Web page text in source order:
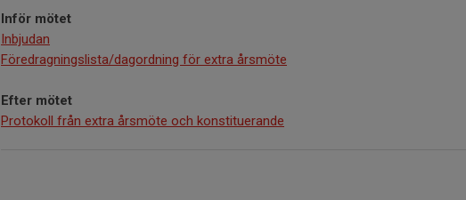
Inför mötet
Inbjudan
Föredragningslista/dagordning för extra årsmöte
Efter mötet
Protokoll från extra årsmöte och konstituerande